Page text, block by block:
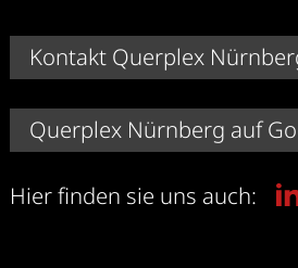
Kontakt Querplex
Querplex Nürnberg auf
Hier finden sie uns auch: